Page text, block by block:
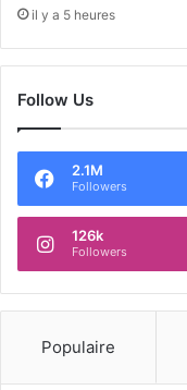
il y a 5 heures
Follow Us
2.1M
Followers
126k
Followers
Populaire